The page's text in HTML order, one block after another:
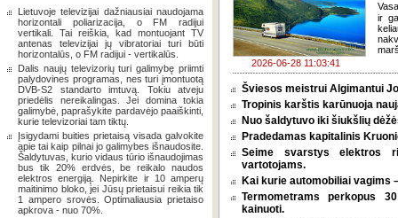
Lietuvoje televizijai dažniausiai naudojama
horizontali poliarizacija, o FM radijui
vertikali. Tai reiškia, kad montuojant TV
antenas televizijai jų vibratoriai turi būti
horizontalūs, o FM radijui - vertikalūs.
Dalis naujų televizorių turi galimybę priimti
palydovines programas, nes turi įmontuotą
DVB-S2 standarto imtuvą. Tokiu atveju
priedėlis nereikalingas. Jei domina tokia
galimybė, paprašykite pardavėjo paaiškinti,
kurie televizoriai tam tiktų.
Įsigydami buities prietaisą visada galvokite
apie tai kaip pilnai jo galimybes išnaudosite.
Šaldytuvas, kurio vidaus tūrio išnaudojimas
bus tik 20% erdvės, be reikalo naudos
elektros energiją. Nepirkite ir 10 amperų
maitinimo bloko, jei Jūsų prietaisui reikia tik
1 ampero srovės. Optimaliausia prietaiso
apkrova - nuo 70%.
2026-06-28 11:03:41
ir
Šviesos meistrui Algimantui
Tropinis karštis karūnuoja
Nuo šaldytuvo iki šiukšlių
Pradedamas kapitalinis
Seime svarstys elektros
vartotojams.
Kai kurie automobiliai vagims
Termometrams perkopus
kainuoti.